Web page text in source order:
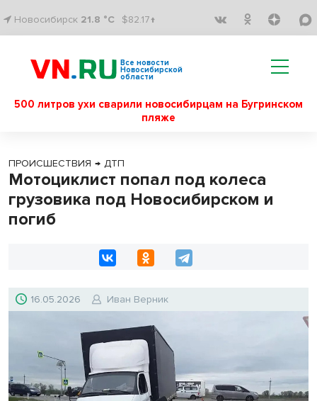
Новосибирск 21.8 °C $82.17↑
Все новости
Новосибирской
области
500 литров ухи сварили новосибирцам на Бугринском
пляже
ПРОИСШЕСТВИЯ → ДТП
Мотоциклист попал под колеса
грузовика под Новосибирском и
погиб
16.05.2026 Иван Верник